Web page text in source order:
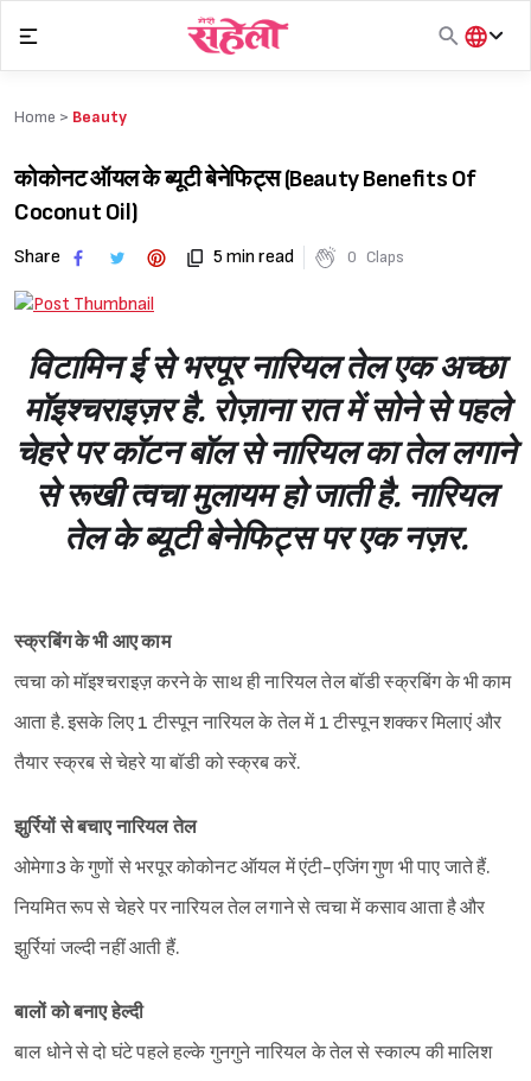
content
हिंदी
Home > Beauty
कोकोनट ऑयल के ब्यूटी बेनेफिट्स (Beauty Benefits Of
Coconut Oil)
Share 5 min read 0 Claps
विटामिन ई से भरपूर नारियल तेल एक अच्छा
मॉइश्‍चराइज़र है. रोज़ाना रात में सोने से पहले
चेहरे पर कॉटन बॉल से नारियल का तेल लगाने
से रूखी त्वचा मुलायम हो जाती है. नारियल
तेल के ब्यूटी बेनेफिट्स पर एक नज़र.
स्क्रबिंग के भी आए काम
त्वचा को मॉइश्‍चराइज़ करने के साथ ही नारियल तेल बॉडी स्क्रबिंग के भी काम
आता है. इसके लिए 1 टीस्पून नारियल के तेल में 1 टीस्पून शक्कर मिलाएं और
तैयार स्क्रब से चेहरे या बॉडी को स्क्रब करें.
झुर्रियों से बचाए नारियल तेल
ओमेगा3 के गुणों से भरपूर कोकोनट ऑयल में एंटी-एजिंग गुण भी पाए जाते हैं.
नियमित रूप से चेहरे पर नारियल तेल लगाने से त्वचा में कसाव आता है और
झुर्रियां जल्दी नहीं आती हैं.
बालों को बनाए हेल्दी
बाल धोने से दो घंटे पहले हल्के गुनगुने नारियल के तेल से स्काल्प की मालिश